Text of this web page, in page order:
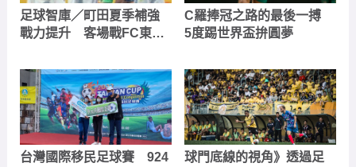
足球智庫／町田夏季補強
戰力提升 客場戰FC東京
C羅捧冠之路的最後一搏
5度踢世界盃拚圓夢
台灣國際移民足球賽 924
球門底線的視角》透過足